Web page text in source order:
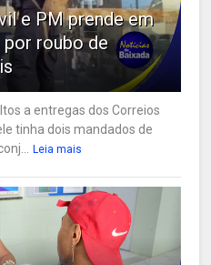
e PM prende em
roubo de
a entregas dos Correios
tinha dois mandados de
Leia mais